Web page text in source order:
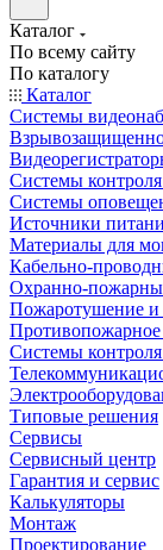
Каталог
По всему сайту
По каталогу
Каталог
Системы
Системы
Системы
Источники
Материалы для
Кабельно-
Охранно-
Пожаротушение и
Противопожарное
Системы контроля
Типовые решения
Сервисы
Сервисный центр
Гарантия и сервис
Калькуляторы
Монтаж
Проектирование